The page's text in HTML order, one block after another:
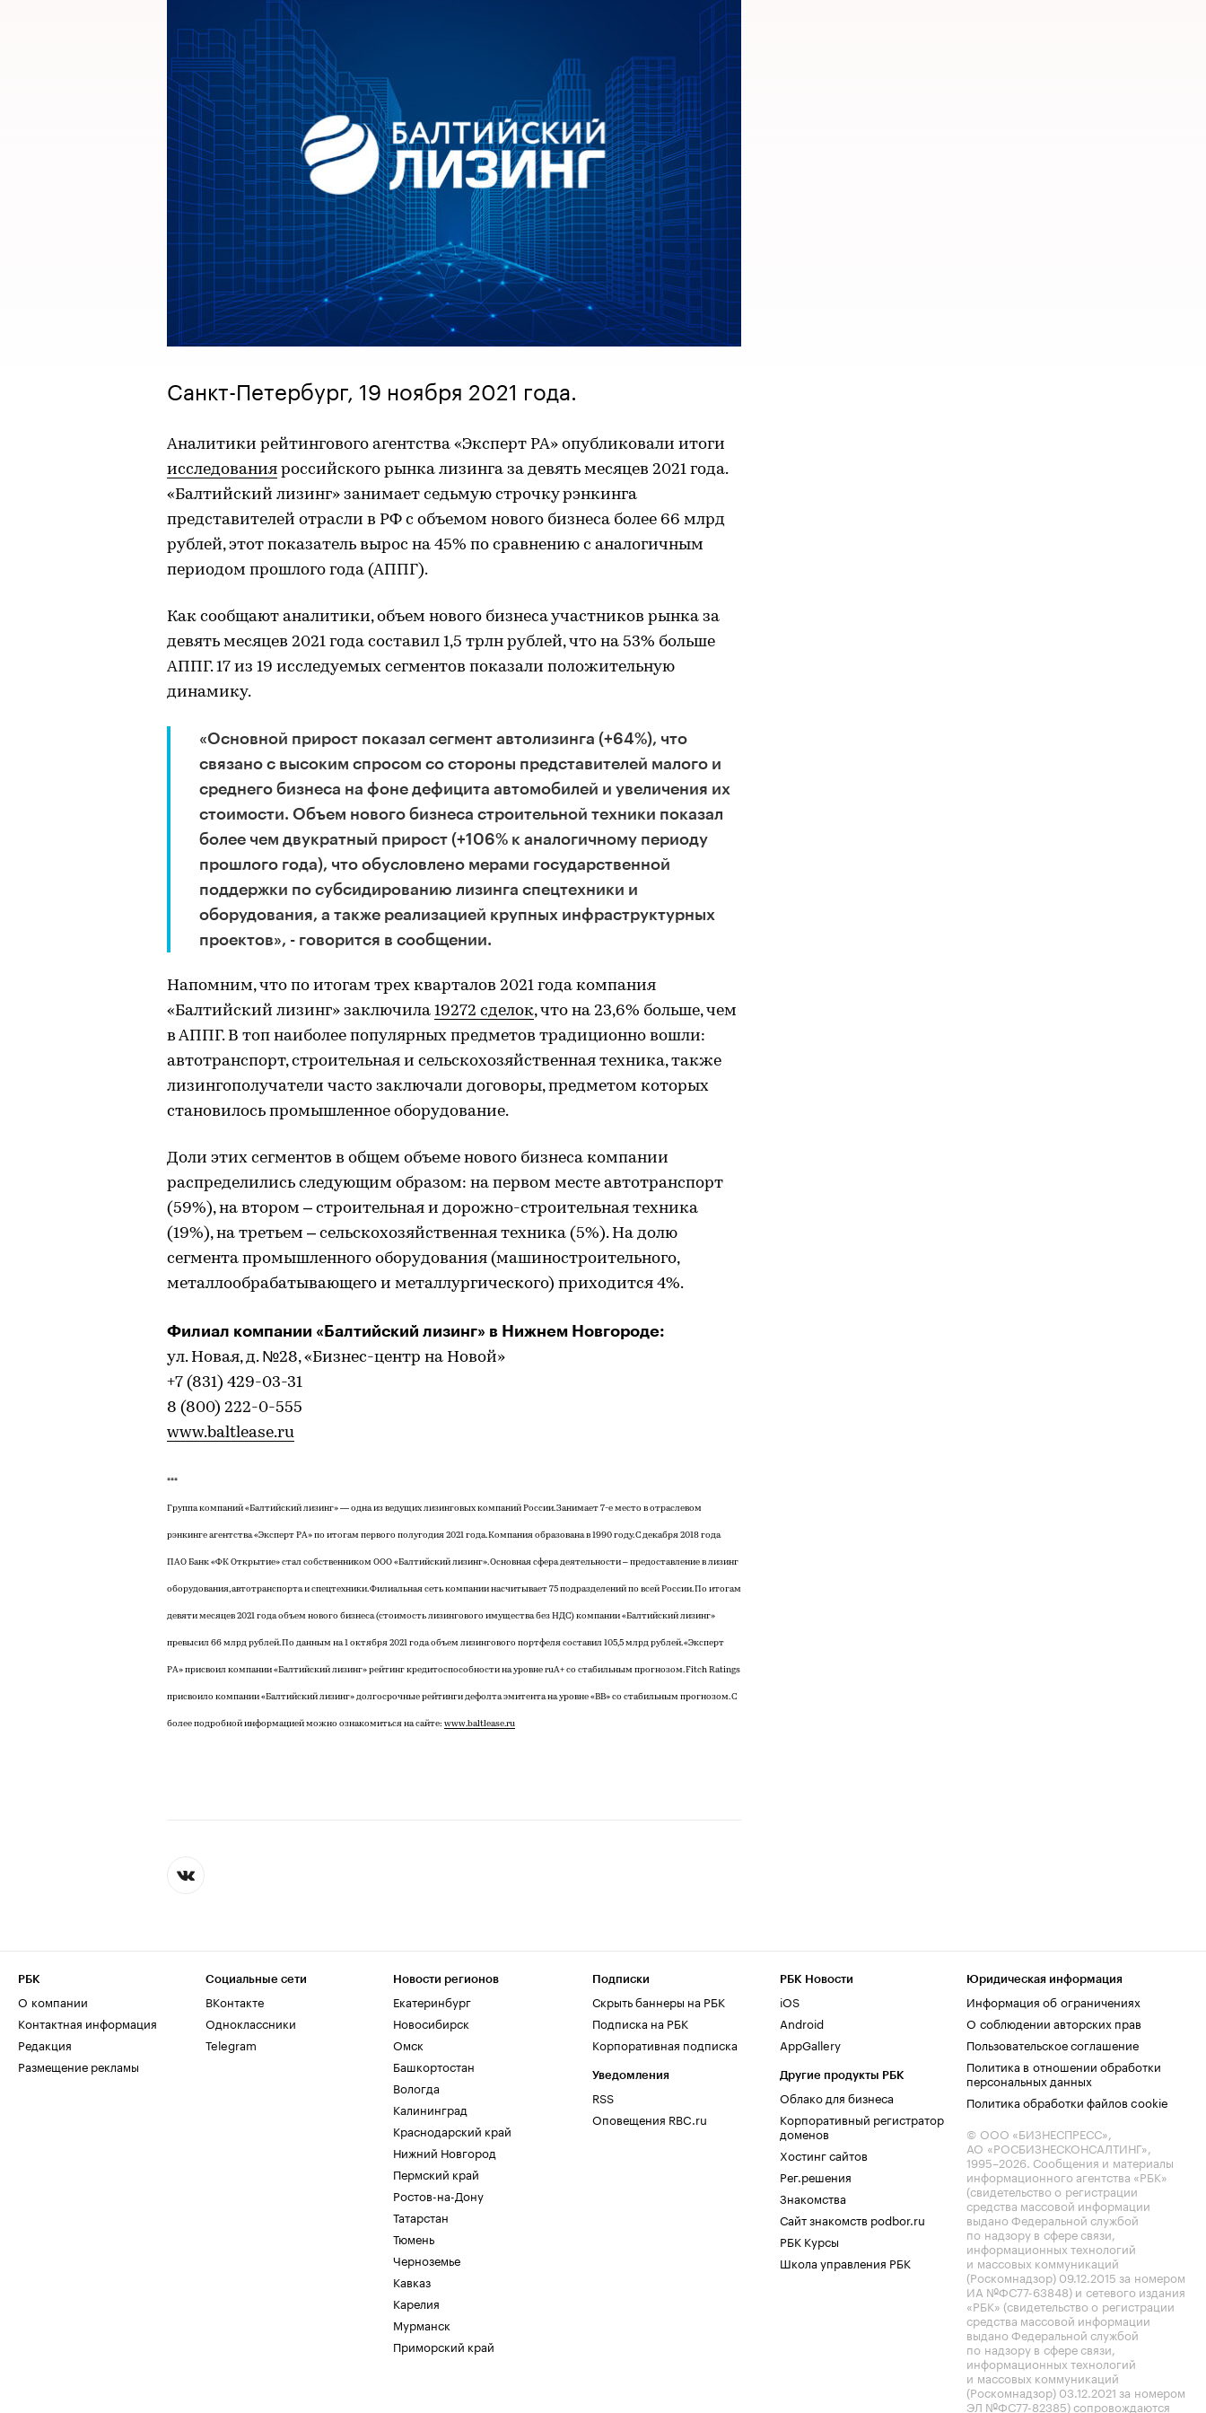
Санкт-Петербург, 19 ноября 2021 года.
Аналитики рейтингового агентства «Эксперт РА» опубликовали итоги
исследования российского рынка лизинга за девять месяцев 2021 года.
«Балтийский лизинг» занимает седьмую строчку рэнкинга
представителей отрасли в РФ с объемом нового бизнеса более 66 млрд
рублей, этот показатель вырос на 45% по сравнению с аналогичным
периодом прошлого года (АППГ).
Как сообщают аналитики, объем нового бизнеса участников рынка за
девять месяцев 2021 года составил 1,5 трлн рублей, что на 53% больше
АППГ. 17 из 19 исследуемых сегментов показали положительную
динамику.
«Основной прирост показал сегмент автолизинга (+64%), что
связано с высоким спросом со стороны представителей малого и
среднего бизнеса на фоне дефицита автомобилей и увеличения их
стоимости. Объем нового бизнеса строительной техники показал
более чем двукратный прирост (+106% к аналогичному периоду
прошлого года), что обусловлено мерами государственной
поддержки по субсидированию лизинга спецтехники и
оборудования, а также реализацией крупных инфраструктурных
проектов», - говорится в сообщении.
Напомним, что по итогам трех кварталов 2021 года компания
«Балтийский лизинг» заключила 19272 сделок, что на 23,6% больше, чем
в АППГ. В топ наиболее популярных предметов традиционно вошли:
автотранспорт, строительная и сельскохозяйственная техника, также
лизингополучатели часто заключали договоры, предметом которых
становилось промышленное оборудование.
Доли этих сегментов в общем объеме нового бизнеса компании
распределились следующим образом: на первом месте автотранспорт
(59%), на втором – строительная и дорожно-строительная техника
(19%), на третьем – сельскохозяйственная техника (5%). На долю
сегмента промышленного оборудования (машиностроительного,
металлообрабатывающего и металлургического) приходится 4%.
Филиал компании «Балтийский лизинг» в Нижнем Новгороде:
ул. Новая, д. №28, «Бизнес-центр на Новой»
+7 (831) 429-03-31
8 (800) 222-0-555
www.baltlease.ru
***
Группа компаний «Балтийский лизинг» — одна из ведущих лизинговых компаний России. Занимает 7-е место в отраслевом
рэнкинге агентства «Эксперт РА» по итогам первого полугодия 2021 года. Компания образована в 1990 году. С декабря 2018 года
ПАО Банк «ФК Открытие» стал собственником ООО «Балтийский лизинг». Основная сфера деятельности – предоставление в лизинг
оборудования, автотранспорта и спецтехники. Филиальная сеть компании насчитывает 75 подразделений по всей России. По итогам
девяти месяцев 2021 года объем нового бизнеса (стоимость лизингового имущества без НДС) компании «Балтийский лизинг»
превысил 66 млрд рублей. По данным на 1 октября 2021 года объем лизингового портфеля составил 105,5 млрд рублей. «Эксперт
РА» присвоил компании «Балтийский лизинг» рейтинг кредитоспособности на уровне ruA+ со стабильным прогнозом. Fitch Ratings
присвоило компании «Балтийский лизинг» долгосрочные рейтинги дефолта эмитента на уровне «BB» со стабильным прогнозом. С
более подробной информацией можно ознакомиться на сайте: www.baltlease.ru
РБК
О компании
Контактная информация
Редакция
Размещение рекламы
Социальные сети
ВКонтакте
Одноклассники
Telegram
Новости регионов
Екатеринбург
Новосибирск
Омск
Башкортостан
Вологда
Калининград
Краснодарский край
Нижний Новгород
Пермский край
Ростов-на-Дону
Татарстан
Тюмень
Черноземье
Кавказ
Карелия
Мурманск
Приморский край
Подписки
Скрыть баннеры на РБК
Подписка на РБК
Корпоративная подписка
Уведомления
RSS
Оповещения RBC.ru
РБК Новости
iOS
Android
AppGallery
Другие продукты РБК
Облако для бизнеса
Корпоративный регистратор
доменов
Хостинг сайтов
Рег.решения
Знакомства
Сайт знакомств podbor.ru
РБК Курсы
Школа управления РБК
Юридическая информация
Информация об ограничениях
О соблюдении авторских прав
Пользовательское соглашение
Политика в отношении обработки
персональных данных
Политика обработки файлов cookie
© ООО «БИЗНЕСПРЕСС»,
АО «РОСБИЗНЕСКОНСАЛТИНГ»,
1995–2026. Сообщения и материалы
информационного агентства «РБК»
(свидетельство о регистрации
средства массовой информации
выдано Федеральной службой
по надзору в сфере связи,
информационных технологий
и массовых коммуникаций
(Роскомнадзор) 09.12.2015 за номером
ИА №ФС77-63848) и сетевого издания
«РБК» (свидетельство о регистрации
средства массовой информации
выдано Федеральной службой
по надзору в сфере связи,
информационных технологий
и массовых коммуникаций
(Роскомнадзор) 03.12.2021 за номером
ЭЛ №ФС77-82385) сопровождаются